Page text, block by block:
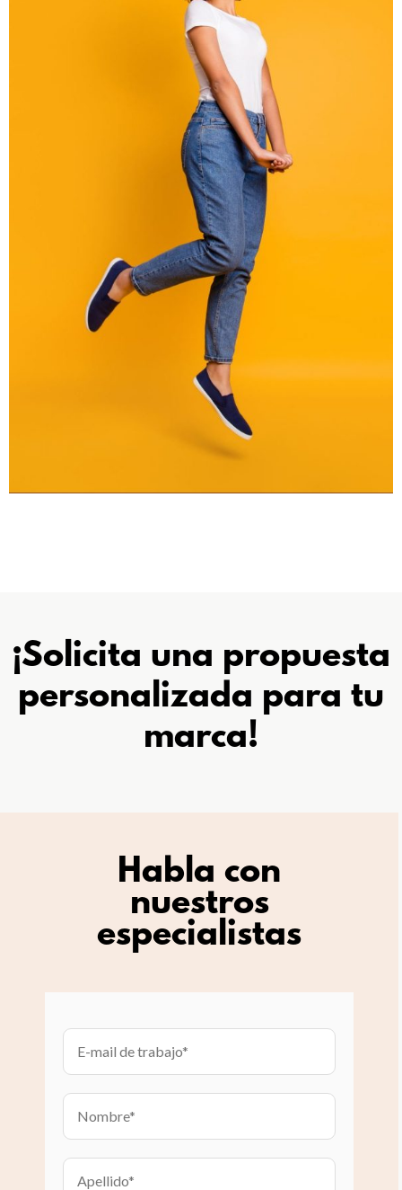
¡Solicita una propuesta
personalizada para tu
marca!
Habla con
nuestros
especialistas